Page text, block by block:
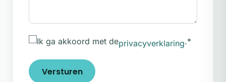
beloftes, maar concrete stappen die je
Je leert je stresspatronen herkennen,
spanning loslaten en bewuste keuzes
maken. Zodat je weer met energie en
Ik ga akkoord met deprivacyverklaring.*
Versturen